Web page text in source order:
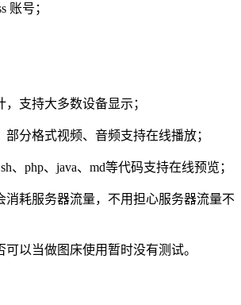
账号；
支持大多数设备显示；
格式视频、音频支持在线播放；
php、java、md等代码支持在线预览；
耗服务器流量，不用担心服务器流量不
以当做图床使用暂时没有测试。